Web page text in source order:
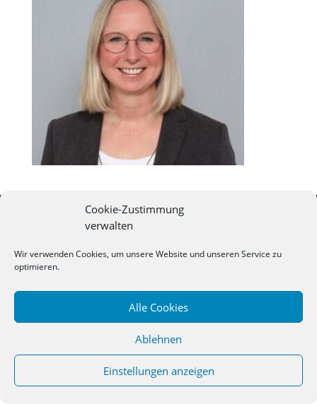
Cookie-Zustimmung
verwalten
Wir verwenden Cookies, um unsere Website und unseren Service zu
optimieren.
Alle Cookies
Ablehnen
Einstellungen anzeigen
Studienseminar Osnabrueck | powered by